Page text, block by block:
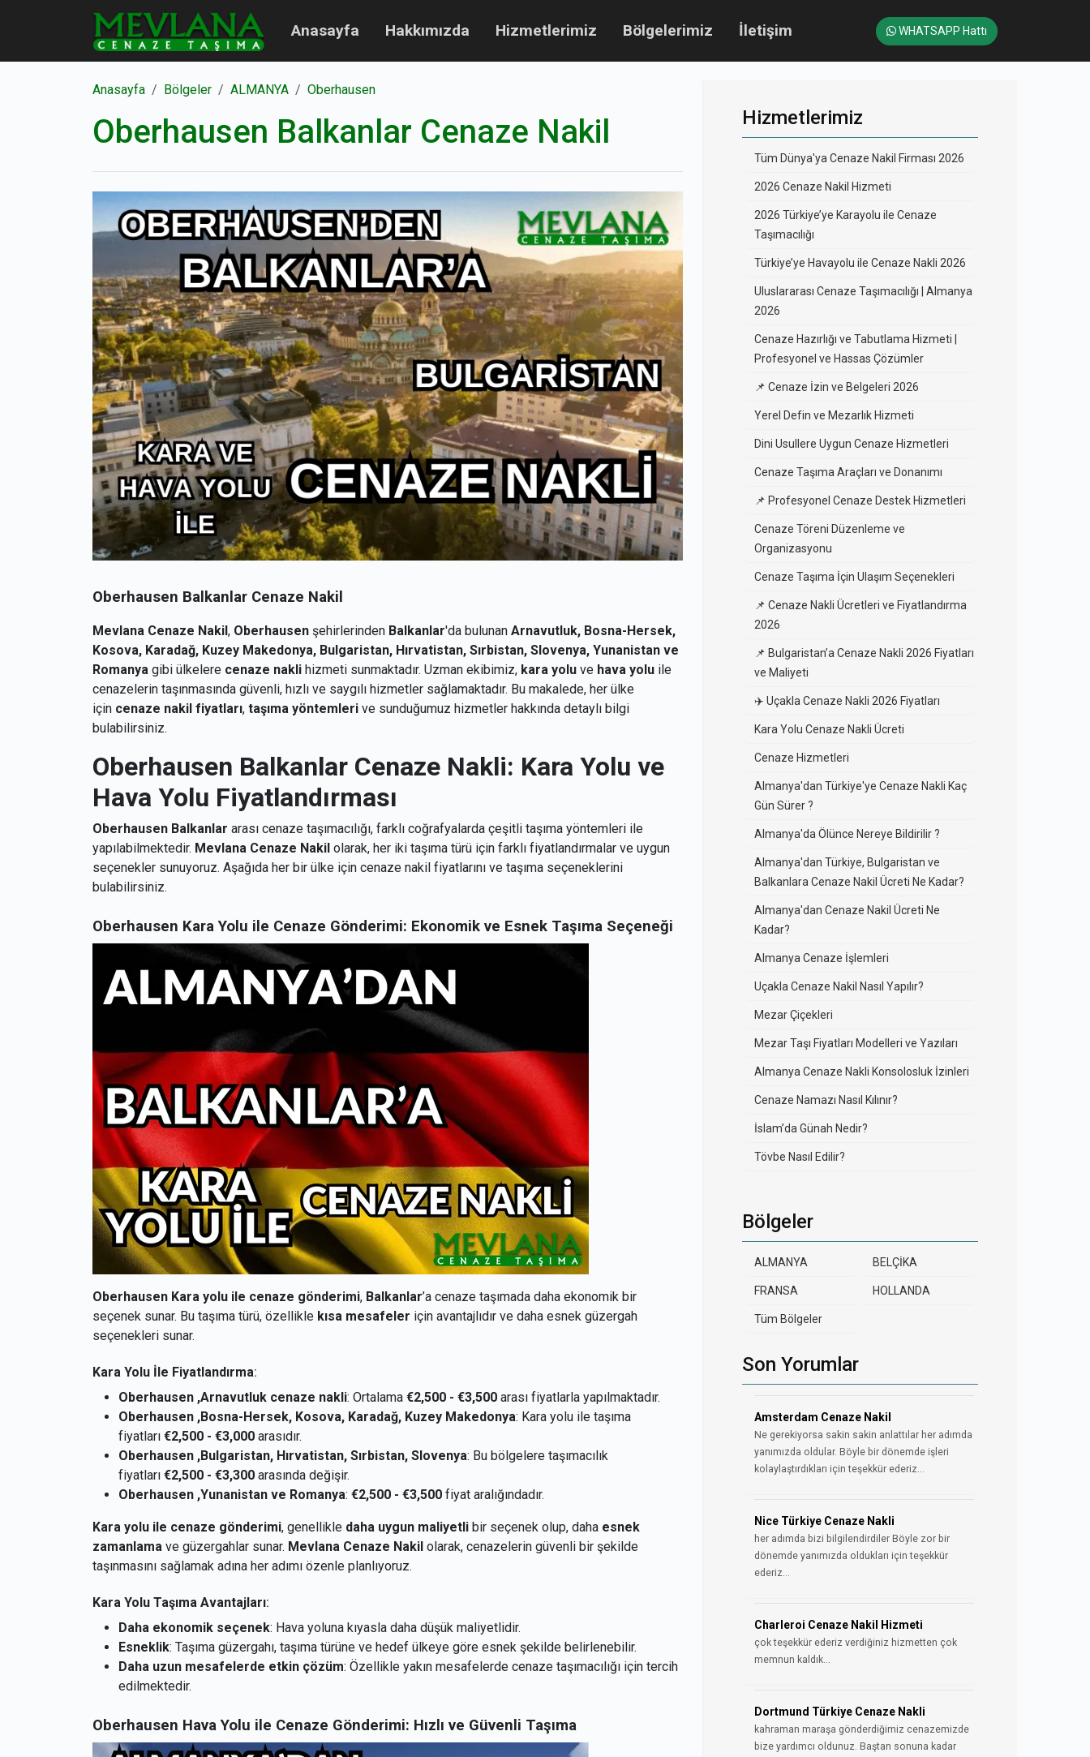
Anasayfa Hakkımızda Hizmetlerimiz Bölgelerimiz İletişim WHATSAPP Hattı
Anasayfa Bölgeler ALMANYA Oberhausen
Oberhausen Balkanlar Cenaze Nakil
Oberhausen Balkanlar Cenaze Nakil
Mevlana Cenaze Nakil, Oberhausen şehirlerinden Balkanlar'da bulunan Arnavutluk, Bosna-Hersek,
Kosova, Karadağ, Kuzey Makedonya, Bulgaristan, Hırvatistan, Sırbistan, Slovenya, Yunanistan ve
Romanya gibi ülkelere cenaze nakli hizmeti sunmaktadır. Uzman ekibimiz, kara yolu ve hava yolu ile
cenazelerin taşınmasında güvenli, hızlı ve saygılı hizmetler sağlamaktadır. Bu makalede, her ülke
için cenaze nakil fiyatları, taşıma yöntemleri ve sunduğumuz hizmetler hakkında detaylı bilgi
bulabilirsiniz.
Oberhausen Balkanlar Cenaze Nakli: Kara Yolu ve
Hava Yolu Fiyatlandırması
Oberhausen Balkanlar arası cenaze taşımacılığı, farklı coğrafyalarda çeşitli taşıma yöntemleri ile
yapılabilmektedir. Mevlana Cenaze Nakil olarak, her iki taşıma türü için farklı fiyatlandırmalar ve uygun
seçenekler sunuyoruz. Aşağıda her bir ülke için cenaze nakil fiyatlarını ve taşıma seçeneklerini
bulabilirsiniz.
Oberhausen Kara Yolu ile Cenaze Gönderimi: Ekonomik ve Esnek Taşıma Seçeneği
Oberhausen Kara yolu ile cenaze gönderimi, Balkanlar’a cenaze taşımada daha ekonomik bir
seçenek sunar. Bu taşıma türü, özellikle kısa mesafeler için avantajlıdır ve daha esnek güzergah
seçenekleri sunar.
Kara Yolu İle Fiyatlandırma:
Oberhausen ,Arnavutluk cenaze nakli: Ortalama €2,500 - €3,500 arası fiyatlarla yapılmaktadır.
Oberhausen ,Bosna-Hersek, Kosova, Karadağ, Kuzey Makedonya: Kara yolu ile taşıma
fiyatları €2,500 - €3,000 arasıdır.
Oberhausen ,Bulgaristan, Hırvatistan, Sırbistan, Slovenya: Bu bölgelere taşımacılık
fiyatları €2,500 - €3,300 arasında değişir.
Oberhausen ,Yunanistan ve Romanya: €2,500 - €3,500 fiyat aralığındadır.
Kara yolu ile cenaze gönderimi, genellikle daha uygun maliyetli bir seçenek olup, daha esnek
zamanlama ve güzergahlar sunar. Mevlana Cenaze Nakil olarak, cenazelerin güvenli bir şekilde
taşınmasını sağlamak adına her adımı özenle planlıyoruz.
Kara Yolu Taşıma Avantajları:
Daha ekonomik seçenek: Hava yoluna kıyasla daha düşük maliyetlidir.
Esneklik: Taşıma güzergahı, taşıma türüne ve hedef ülkeye göre esnek şekilde belirlenebilir.
Daha uzun mesafelerde etkin çözüm: Özellikle yakın mesafelerde cenaze taşımacılığı için tercih
edilmektedir.
Oberhausen Hava Yolu ile Cenaze Gönderimi: Hızlı ve Güvenli Taşıma
Hizmetlerimiz
Tüm Dünya'ya Cenaze Nakil Firması 2026
2026 Cenaze Nakil Hizmeti
2026 Türkiye’ye Karayolu ile Cenaze
Taşımacılığı
Türkiye’ye Havayolu ile Cenaze Nakli 2026
Uluslararası Cenaze Taşımacılığı | Almanya
2026
Cenaze Hazırlığı ve Tabutlama Hizmeti |
Profesyonel ve Hassas Çözümler
📌 Cenaze İzin ve Belgeleri 2026
Yerel Defin ve Mezarlık Hizmeti
Dini Usullere Uygun Cenaze Hizmetleri
Cenaze Taşıma Araçları ve Donanımı
📌 Profesyonel Cenaze Destek Hizmetleri
Cenaze Töreni Düzenleme ve
Organizasyonu
Cenaze Taşıma İçin Ulaşım Seçenekleri
📌 Cenaze Nakli Ücretleri ve Fiyatlandırma
2026
📌 Bulgaristan’a Cenaze Nakli 2026 Fiyatları
ve Maliyeti
✈️ Uçakla Cenaze Nakli 2026 Fiyatları
Kara Yolu Cenaze Nakli Ücreti
Cenaze Hizmetleri
Almanya'dan Türkiye'ye Cenaze Nakli Kaç
Gün Sürer ?
Almanya'da Ölünce Nereye Bildirilir ?
Almanya'dan Türkiye, Bulgaristan ve
Balkanlara Cenaze Nakil Ücreti Ne Kadar?
Almanya'dan Cenaze Nakil Ücreti Ne
Kadar?
Almanya Cenaze İşlemleri
Uçakla Cenaze Nakil Nasıl Yapılır?
Mezar Çiçekleri
Mezar Taşı Fiyatları Modelleri ve Yazıları
Almanya Cenaze Nakli Konsolosluk İzinleri
Cenaze Namazı Nasıl Kılınır?
İslam’da Günah Nedir?
Tövbe Nasıl Edilir?
Bölgeler
ALMANYA BELÇİKA
FRANSA HOLLANDA
Tüm Bölgeler
Son Yorumlar
Amsterdam Cenaze Nakil
Ne gerekiyorsa sakin sakin anlattılar her adımda
yanımızda oldular. Böyle bir dönemde işleri
kolaylaştırdıkları için teşekkür ederiz...
Nice Türkiye Cenaze Nakli
her adımda bizi bilgilendirdiler Böyle zor bir
dönemde yanımızda oldukları için teşekkür
ederiz...
Charleroi Cenaze Nakil Hizmeti
çok teşekkür ederiz verdiğiniz hizmetten çok
memnun kaldık...
Dortmund Türkiye Cenaze Nakli
kahraman maraşa gönderdiğimiz cenazemizde
bize yardımcı oldunuz. Baştan sonuna kadar